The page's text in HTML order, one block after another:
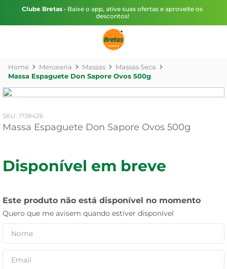
Clube Bretas • Baixe o app, ative suas ofertas e aproveite os
descontos!
Mercearia Massas
Massas Seca
Massa Espaguete Don Sapore Ovos 500g
: 1738426
Massa Espaguete Don Sapore Ovos 500g
Disponível em breve
Este produto não está disponível no momento
Quero que me avisem quando estiver disponível